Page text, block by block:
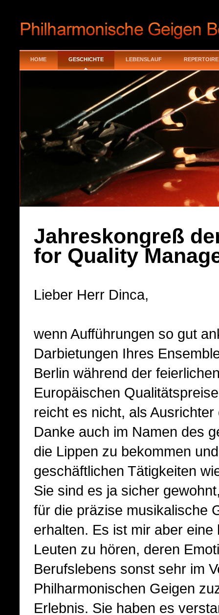
HOME GESCHICHTE LEBENSLAUF REPERTOIRE
Jahreskongreß
for Quality
Lieber Herr Dinca,
wenn Aufführungen so gut
Darbietungen Ihres
Berlin während der
Europäischen
reicht es nicht, als
Danke auch im Namen des
die Lippen zu bekommen
geschäftlichen Tätigkeiten
Sie sind es ja sicher
für die präzise musikalische
erhalten. Es ist mir aber
Leuten zu hören, deren
Berufslebens sonst sehr im
Philharmonischen Geigen
Erlebnis. Sie haben es